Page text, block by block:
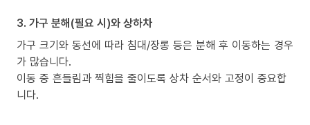
3. 가구 분해(필요 시)와 상하차
가구 크기와 동선에 따라 침대/장롱 등은 분해 후 이동하는 경우
가 많습니다.
이동 중 흔들림과 찍힘을 줄이도록 상차 순서와 고정이 중요합
니다.